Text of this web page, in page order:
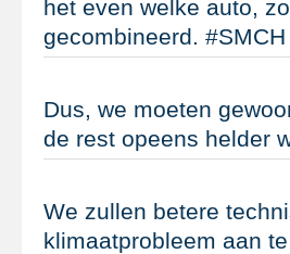
het even welke auto,
gecombineerd. #SMCH
Dus, we moeten
de rest opeens helder
We zullen betere
klimaatprobleem aan